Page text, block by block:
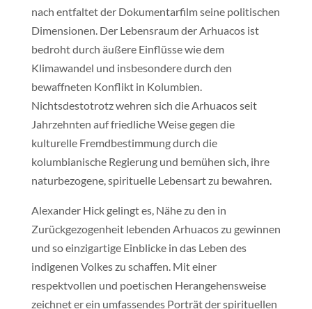
nach entfaltet der Dokumentarfilm seine politischen
Dimensionen. Der Lebensraum der Arhuacos ist
bedroht durch äußere Einflüsse wie dem
Klimawandel und insbesondere durch den
bewaffneten Konflikt in Kolumbien.
Nichtsdestotrotz wehren sich die Arhuacos seit
Jahrzehnten auf friedliche Weise gegen die
kulturelle Fremdbestimmung durch die
kolumbianische Regierung und bemühen sich, ihre
naturbezogene, spirituelle Lebensart zu bewahren.
Alexander Hick gelingt es, Nähe zu den in
Zurückgezogenheit lebenden Arhuacos zu gewinnen
und so einzigartige Einblicke in das Leben des
indigenen Volkes zu schaffen. Mit einer
respektvollen und poetischen Herangehensweise
zeichnet er ein umfassendes Porträt der spirituellen